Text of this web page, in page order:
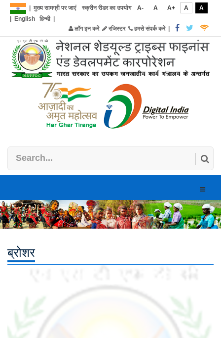
मुख्य सामग्री पर जाएं स्क्रीन रीडर का उपयोग A- A A+ A
A
English हिन्दी|
लॉग इन करें
रजिस्टर हमसे संपर्क करें|
Toggle
ब्रोशर